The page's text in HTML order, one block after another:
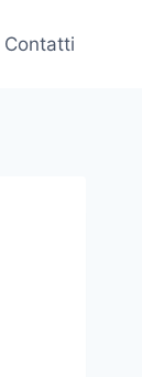
Contatti